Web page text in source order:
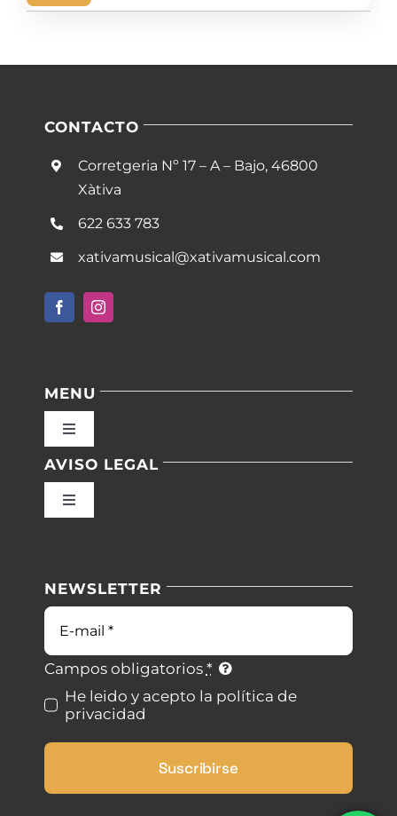
CONTACTO
Corretgeria Nº 17 – A – Bajo, 46800
Xàtiva
622 633 783
xativamusical@xativamusical.com
MENU
Toggle
Inicio
Blog
Contacto
AVISO LEGAL
Toggle
Condiciones de uso
Ley de cookies
Desistimiento
NEWSLETTER
Correo
electrónico
Campos obligatorios *
He leido y acepto la política de
privacidad
Suscribirse